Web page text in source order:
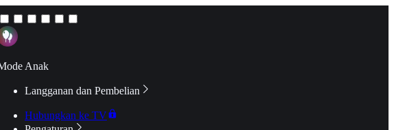
Anak
Langganan dan Pembelian
Hubungkan ke TV